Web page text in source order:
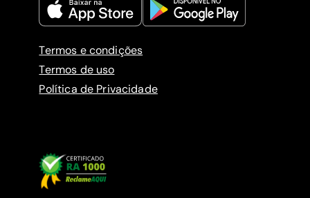
Termos e condições
Termos de uso
Política de Privacidade